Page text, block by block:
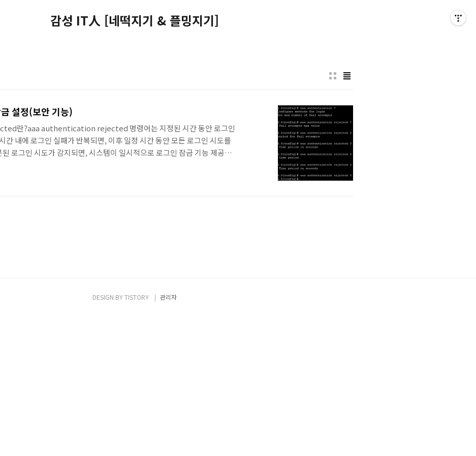
감성 IT人 [네떡지기 & 플밍지기]
설정(보안 기능)
란?aaa authentication rejected 명령어는 지정된 시간 동안 로그인
간 내에 로그인 실패가 반복되면, 이후 일정 시간 동안 모든 로그인 시도를
로그인 시도가 감지되면, 시스템이 일시적으로 로그인 잠금 기능 제공
DESIGN BYTISTORY 관리자